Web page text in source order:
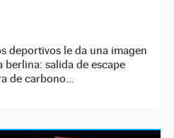
deportivos le da una imagen
berlina: salida de escape
de carbono…